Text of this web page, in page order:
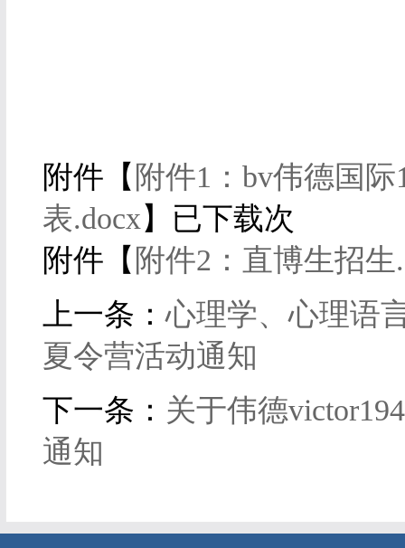
附件【 附件1：bv伟德国
表.docx】已下载次
附件【 附件2：直博生招生
上一条：心理学、心理语
夏令营活动通知
下一条： 关于伟德
通知